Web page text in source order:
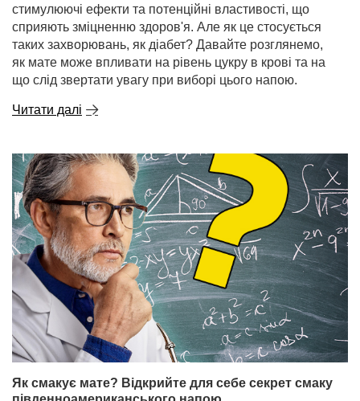
стимулюючі ефекти та потенційні властивості, що
сприяють зміцненню здоров'я. Але як це стосується
таких захворювань, як діабет? Давайте розглянемо,
як мате може впливати на рівень цукру в крові та на
що слід звертати увагу при виборі цього напою.
Читати далі
Як смакує мате? Відкрийте для себе секрет смаку